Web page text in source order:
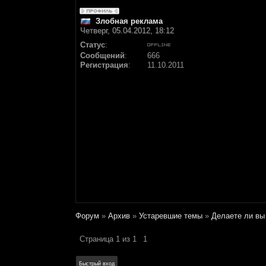
Злобная реклама
Четверг, 05.04.2012, 18:12
Статус:
Сообщений:
666
Регистрация: 11.10.2011
Форум » Архив » Устаревшие темы » Делаете ли
Страница 1 из 1 1